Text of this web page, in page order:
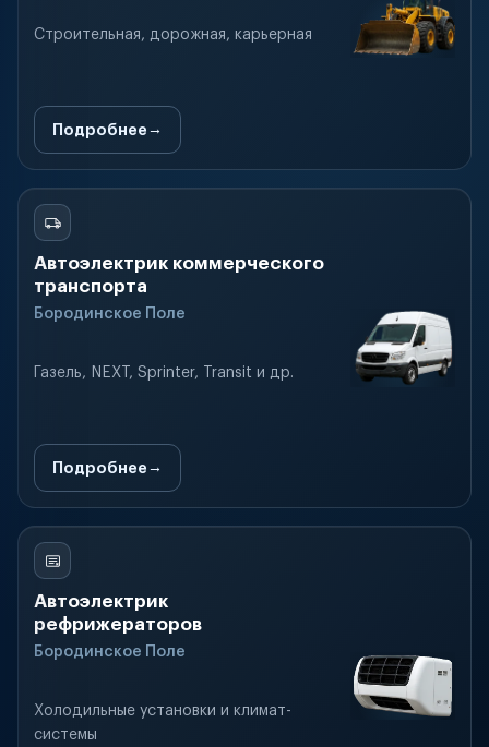
Строительная, дорожная, карьерная
Подробнее
Автоэлектрик коммерческого
транспорта
Бородинское Поле
Газель, NEXT, Sprinter, Transit и др.
Подробнее
Автоэлектрик
рефрижераторов
Бородинское Поле
Холодильные установки и климат-
системы